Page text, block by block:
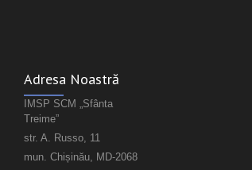
Adresa Noastră
IMSP SCM „Sfânta
Treime”
str. A. Russo, 11
mun. Chișinău, MD-2068